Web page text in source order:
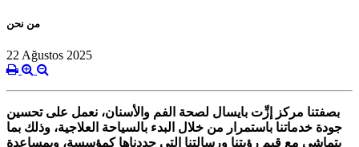
من نحن
22 Ağustos 2025
بصفتنا مركز إزِّت بايسال لصحة الفم والأسنان، نعمل على تحسين
جودة خدماتنا باستمرار من خلال البدء بالسياحة العلاجية، وذلك بما
يتماشى مع قيم رؤيتنا ورسالتنا التي حددناها كمؤسسة، وبمساعدة